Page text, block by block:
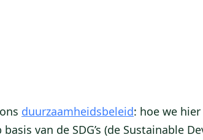
duurzaamheidsbeleid: hoe we
van de SDG’s (de Sustainable